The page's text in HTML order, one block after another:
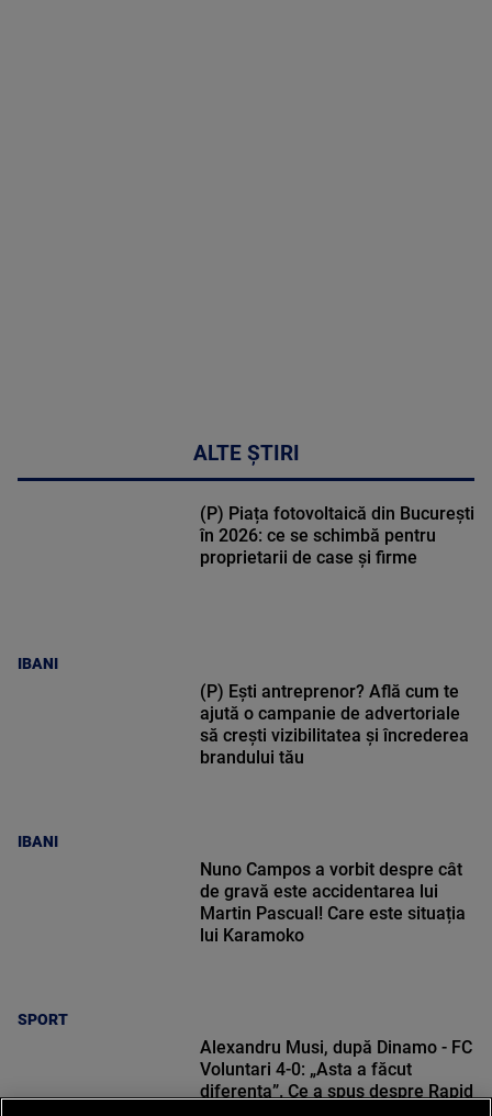
ALTE ȘTIRI
IBANI
(P) Piața fotovoltaică din București
în 2026: ce se schimbă pentru
proprietarii de case și firme
IBANI
(P) Ești antreprenor? Află cum te
ajută o campanie de advertoriale
să crești vizibilitatea și încrederea
brandului tău
SPORT
Nuno Campos a vorbit despre cât
de gravă este accidentarea lui
Martin Pascual! Care este situația
lui Karamoko
Alexandru Musi, după Dinamo - FC
Voluntari 4-0: „Asta a făcut
diferența”. Ce a spus despre Rapid